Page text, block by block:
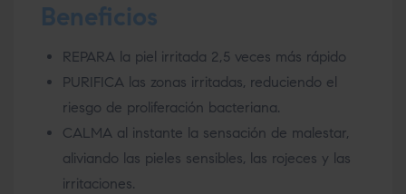
Beneficios
REPARA la piel irritada 2,5 veces más rápido
PURIFICA las zonas irritadas, reduciendo el
riesgo de proliferación bacteriana.
CALMA al instante la sensación de malestar,
aliviando las pieles sensibles, las rojeces y las
irritaciones.